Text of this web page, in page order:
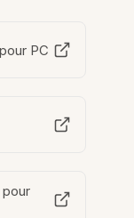
PC